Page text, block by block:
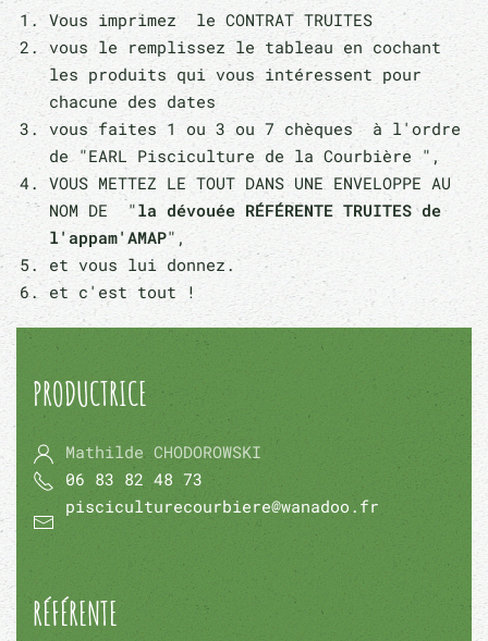
Vous imprimez le CONTRAT TRUITES
vous le remplissez le tableau en cochant
les produits qui vous intéressent pour
chacune des dates
vous faites 1 ou 3 ou 7 chèques à l'ordre
de "EARL Pisciculture de la Courbière ",
VOUS METTEZ LE TOUT DANS UNE ENVELOPPE AU
NOM DE "la dévouée RÉFÉRENTE TRUITES de
l'appam'AMAP",
et vous lui donnez.
et c'est tout !
PRODUCTRICE
Mathilde CHODOROWSKI
06 83 82 48 73
pisciculturecourbiere@wanadoo.fr
RÉFÉRENTE